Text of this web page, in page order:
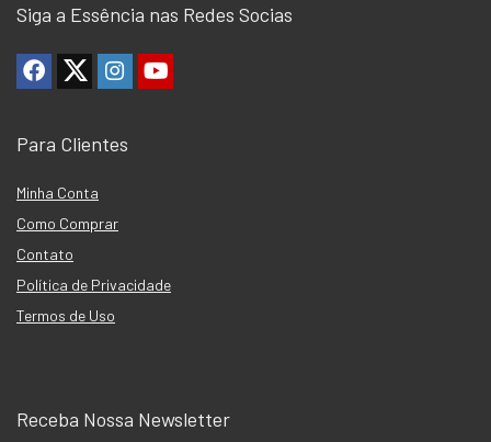
Siga a Essência nas Redes Socias
Para Clientes
Minha Conta
Como Comprar
Contato
Política de Privacidade
Termos de Uso
Receba Nossa Newsletter